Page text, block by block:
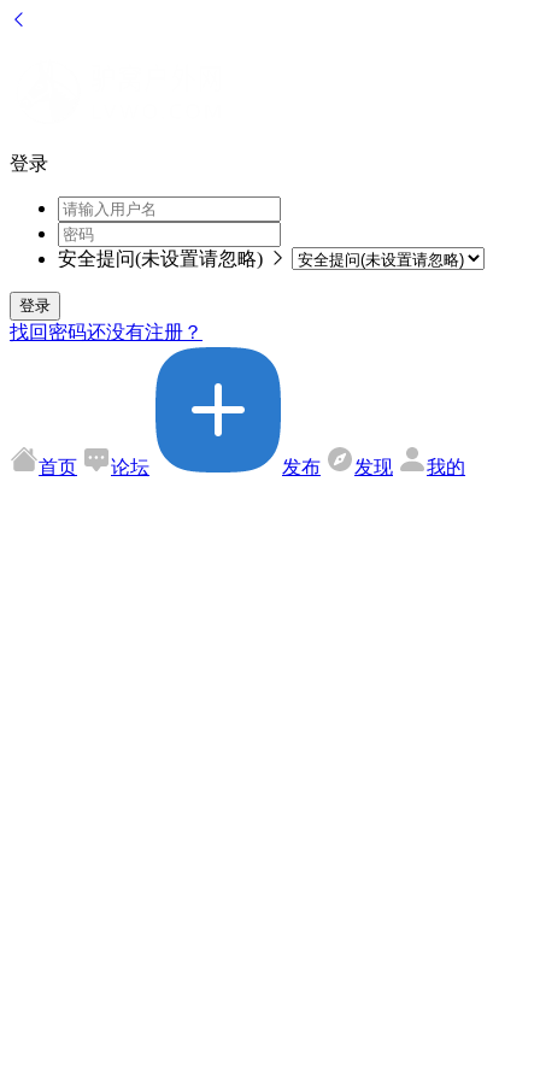
登录
安全提问(未设置请忽略)
登录
找回密码还没有注册？
首页 论坛 发布 发现 我的